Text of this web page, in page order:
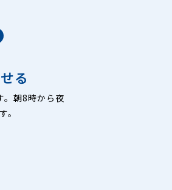
る
。朝8時から夜
。